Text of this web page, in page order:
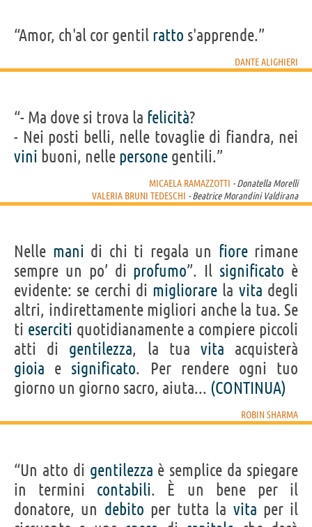
“Amor, ch'al cor gentil ratto s'apprende.”
DANTE ALIGHIERI
“- Ma dove si trova la felicità?
- Nei posti belli, nelle tovaglie di fiandra, nei
vini buoni, nelle persone gentili.”
MICAELA RAMAZZOTTI - Donatella Morelli
VALERIA BRUNI TEDESCHI - Beatrice Morandini Valdirana
Nelle mani di chi ti regala un fiorerimane
sempre un po’ di profumo”. Il significato è
evidente: se cerchi di migliorare la vita degli
altri, indirettamente migliori anche la tua. Se
ti eserciti quotidianamente a compiere piccoli
atti di gentilezza, la tua vita acquisterà
gioia e significato. Per rendere ogni tuo
giorno un giorno sacro, aiuta... (CONTINUA)
ROBIN SHARMA
“Un atto di gentilezza è semplice da spiegare
in termini contabili. È un bene per il
donatore, un debito per tutta la vita per il